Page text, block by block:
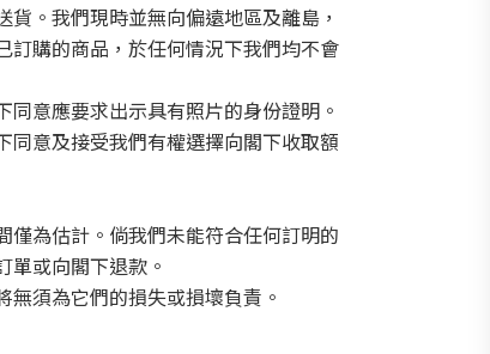
。我們現時並無向偏遠地區及離島，
訂購的商品，於任何情況下我們均不會
意應要求出示具有照片的身份證明。
意及接受我們有權選擇向閣下收取額
為估計。倘我們未能符合任何訂明的
或向閣下退款。
須為它們的損失或損壞負責。